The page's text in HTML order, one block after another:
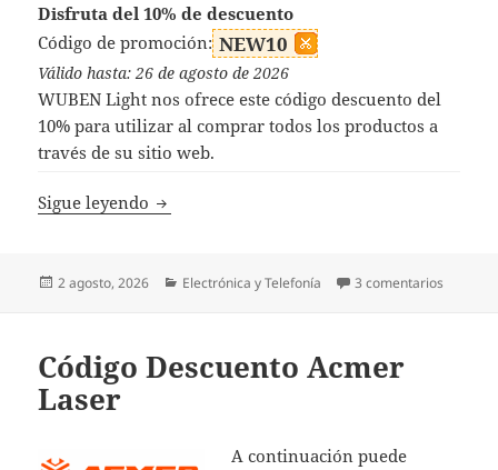
Disfruta del 10% de descuento
Código de promoción: NEW10
Válido hasta: 26 de agosto de 2026
WUBEN Light nos ofrece este código descuento del
10% para utilizar al comprar todos los productos a
través de su sitio web.
Sigue leyendo Códigos Descuento WUBEN Light
Publicado
2 agosto, 2026 Categorías
Electrónica y Telefonía 3 comentarios
Código Descuento Acmer
Laser
A continuación puede